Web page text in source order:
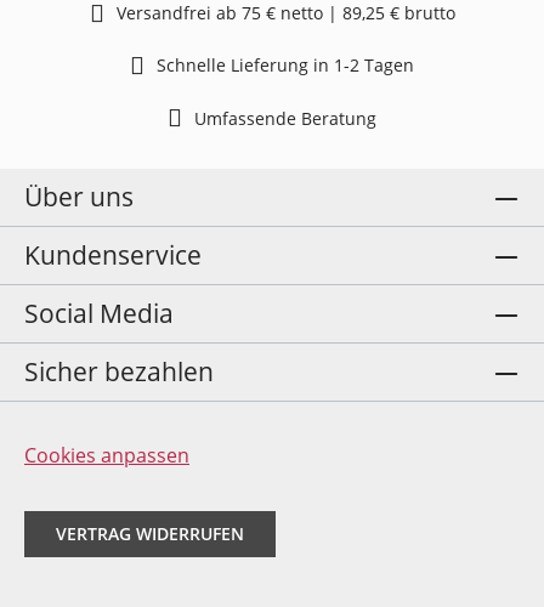
Versandfrei ab 75 € netto | 89,25 € brutto
Schnelle Lieferung in 1-2 Tagen
Umfassende Beratung
Über uns
Kundenservice
Social Media
Sicher bezahlen
Cookies anpassen
VERTRAG WIDERRUFEN